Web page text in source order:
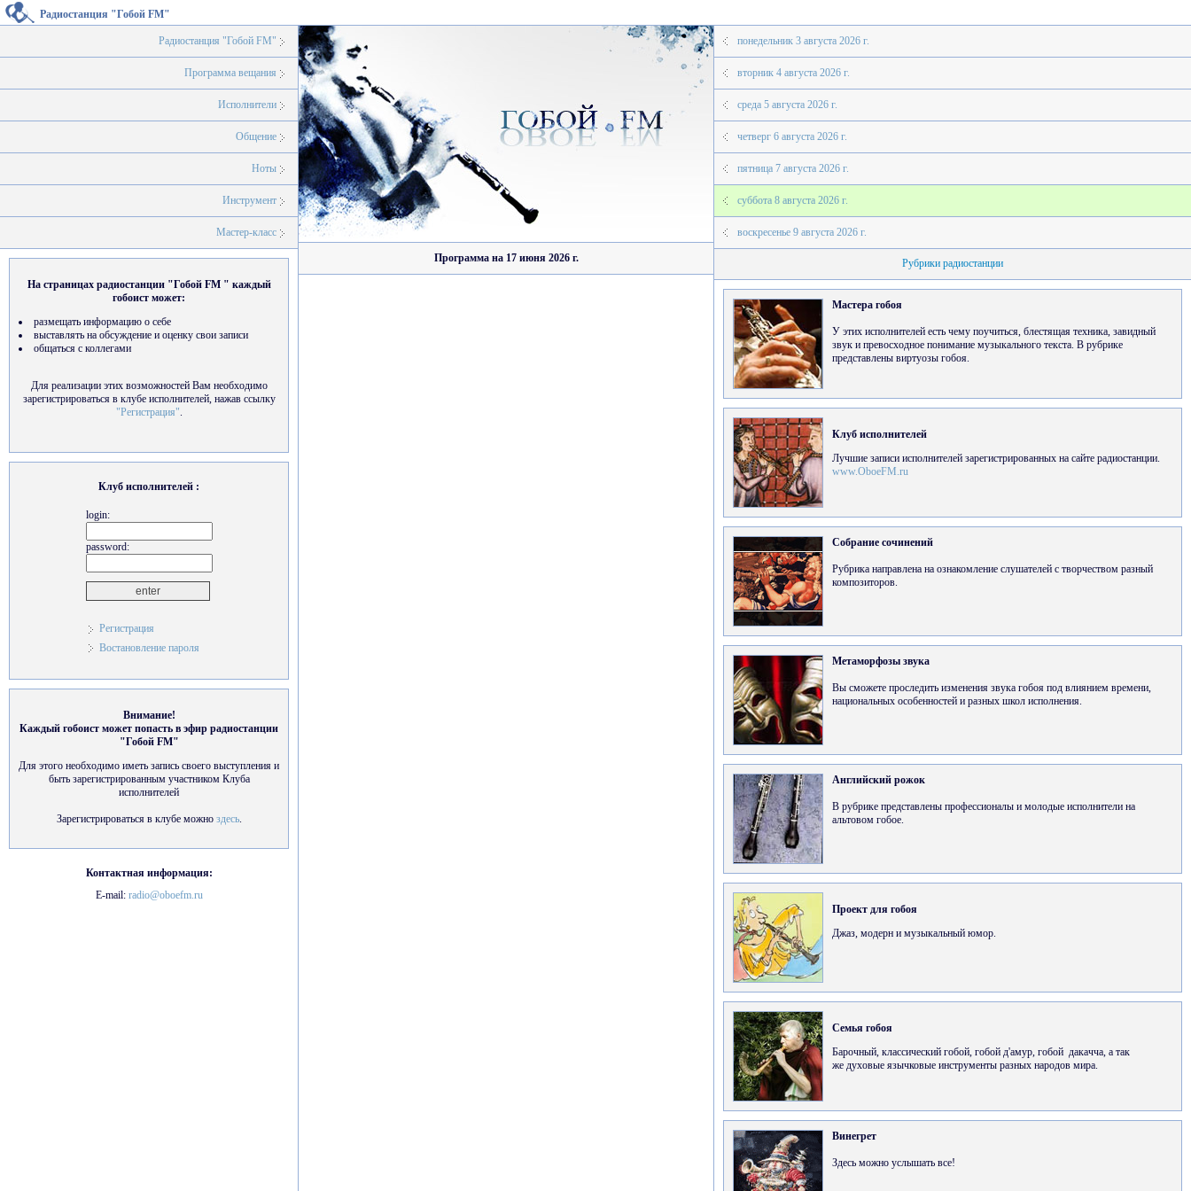
Радиостанция "Гобой FM"
Радиостанция "Гобой FM"
Программа вещания
Исполнители
Общение
Ноты
Инструмент
Мастер-класс
На страницах радиостанции "Гобой FM " каждый
гобоист может:
размещать информацию о себе
выставлять на обсуждение и оценку свои записи
общаться с коллегами
Для реализации этих возможностей Вам необходимо
зарегистрироваться в клубе исполнителей, нажав ссылку
"Регистрация".
Клуб исполнителей :
login:
password:
Регистрация
Востановление пароля
Внимание!
Каждый гобоист может попасть в эфир радиостанции
"Гобой FM"
Для этого необходимо иметь запись своего выступления и
быть зарегистрированным участником Клуба
исполнителей
Зарегистрироваться в клубе можно здесь.
Контактная информация:
E-mail: radio@oboefm.ru
Программа на 17 июня 2026 г.
понедельник 3 августа 2026 г.
вторник 4 августа 2026 г.
среда 5 августа 2026 г.
четверг 6 августа 2026 г.
пятница 7 августа 2026 г.
суббота 8 августа 2026 г.
воскресенье 9 августа 2026 г.
Рубрики радиостанции
Мастера гобоя
У этих исполнителей есть чему поучиться, блестящая техника, завидный
звук и превосходное понимание музыкального текста. В рубрике
представлены виртуозы гобоя.
Клуб исполнителей
Лучшие записи исполнителей зарегистрированных на сайте радиостанции.
www.OboeFM.ru
Собрание сочинений
Рубрика направлена на ознакомление слушателей с творчеством разный
композиторов.
Метаморфозы звука
Вы сможете проследить изменения звука гобоя под влиянием времени,
национальных особенностей и разных школ исполнения.
Английский рожок
В рубрике представлены профессионалы и молодые исполнители на
альтовом гобое.
Проект для гобоя
Джаз, модерн и музыкальный юмор.
Семья гобоя
Барочный, классический гобой, гобой д'амур, гобой дакачча, а так
же духовые язычковые инструменты разных народов мира.
Винегрет
Здесь можно услышать все!